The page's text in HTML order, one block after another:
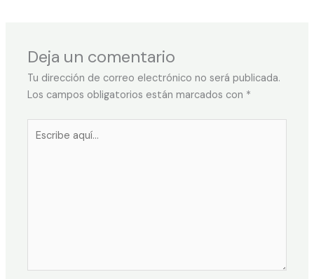
Deja un comentario
Tu dirección de correo electrónico no será publicada.
Los campos obligatorios están marcados con *